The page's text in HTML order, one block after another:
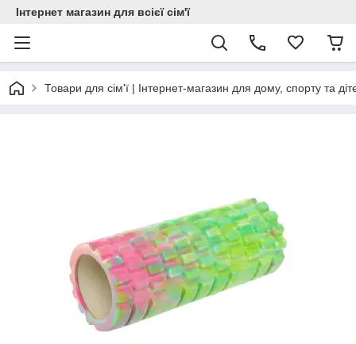
Інтернет магазин для всієї сім'ї
Товари для сім'ї | Інтернет-магазин для дому, спорту та